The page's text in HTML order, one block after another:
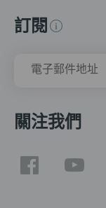
訂閱
電子郵件地址
關注我們